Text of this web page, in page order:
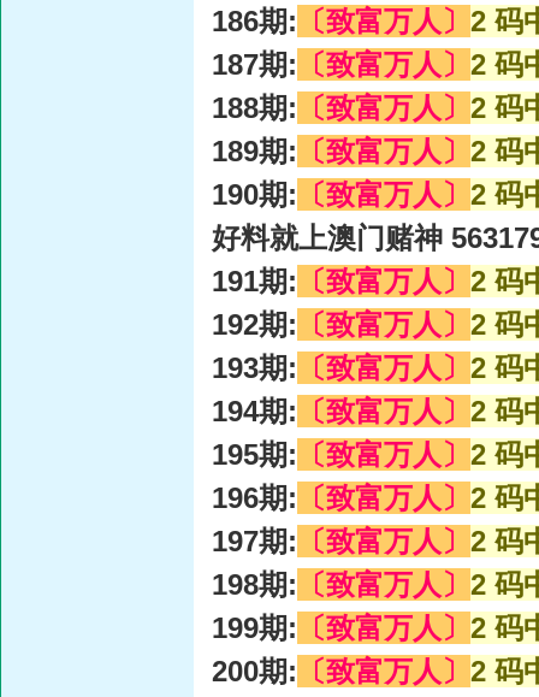
186期: 〔致富万人〕 2 码
187期: 〔致富万人〕 2 码
188期: 〔致富万人〕 2 码
189期: 〔致富万人〕 2 码
190期: 〔致富万人〕 2 码
好料就上澳门赌神
191期: 〔致富万人〕 2 码
192期: 〔致富万人〕 2 码
193期: 〔致富万人〕 2 码
194期: 〔致富万人〕 2 码
195期: 〔致富万人〕 2 码
196期: 〔致富万人〕 2 码
197期: 〔致富万人〕 2 码
198期: 〔致富万人〕 2 码
199期: 〔致富万人〕 2 码
200期: 〔致富万人〕 2 码